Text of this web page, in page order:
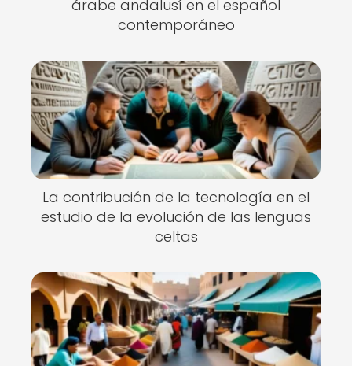
árabe andalusí en el español
contemporáneo
La contribución de la tecnología en el
estudio de la evolución de las lenguas
celtas